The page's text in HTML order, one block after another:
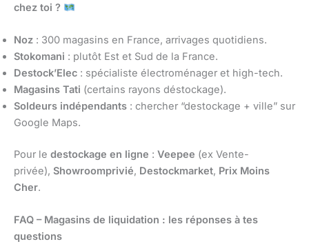
chez toi ?
Noz : 300 magasins en France, arrivages quotidiens.
Stokomani : plutôt Est et Sud de la France.
Destock’Elec : spécialiste électroménager et high-tech.
Magasins Tati (certains rayons déstockage).
Soldeurs indépendants : chercher “destockage + ville” sur
Google Maps.
Pour le destockage en ligne : Veepee (ex Vente-
privée), Showroomprivié, Destockmarket, Prix Moins
Cher.
FAQ – Magasins de liquidation : les réponses à tes
questions